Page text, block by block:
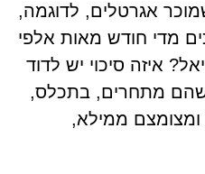
אגרטלים, לדוגמה,
מדי חודש מאות אלפי
איזה סיכוי יש לדוד
מתחרים, בתכלס,
ומצומצם ממילא,